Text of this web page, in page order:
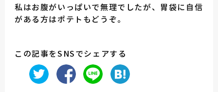
私はお腹がいっぱいで無理でしたが、胃袋に自信
がある方はポテトもどうぞ。
この記事をSNSでシェアする